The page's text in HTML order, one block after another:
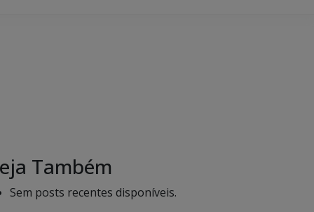
Também
Sem posts recentes disponíveis.